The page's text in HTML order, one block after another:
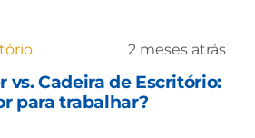
2 meses atrás
vs. Cadeira de Escritório:
para trabalhar?